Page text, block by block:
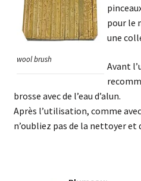
wool brush
pour le
une
Avant
brosse avec de l’eau d’alun.
Après l’utilisation, comme
n’oubliez pas de la nettoyer et